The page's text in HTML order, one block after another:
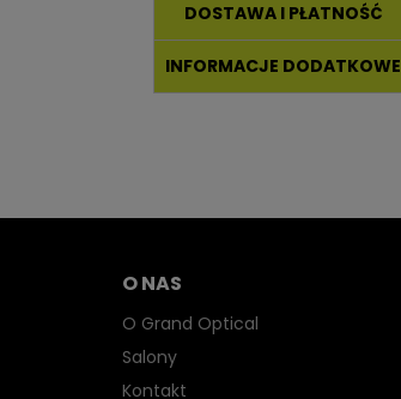
DOSTAWA I PŁATNOŚĆ
INFORMACJE DODATKOWE
O NAS
O Grand Optical
Salony
Kontakt